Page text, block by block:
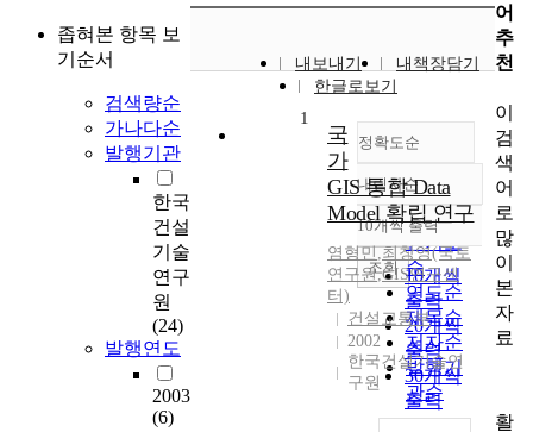
좁혀본 항목 보
기순서
검색량순
가나다순
발행기관
한국
건설
기술
연구
원
(24)
발행연도
2003
(6)
내보내기
내책장담기
한글로보기
정확도순
정확도
순
인기도
순
연도순
제목순
저자순
발행기
관순
내림차순
내림차순
10개씩 출력
10개씩
출력
20개씩
출력
30개씩
출력
조회
1
국
가
GIS 통합 Data
Model 확립 연구
염형민,최창영(국토
연구원,GIS연구센
터)
건설교통부
2002
한국건설기술연
구원
어
추
천
이
검
색
어
로
많
이
본
자
료
활